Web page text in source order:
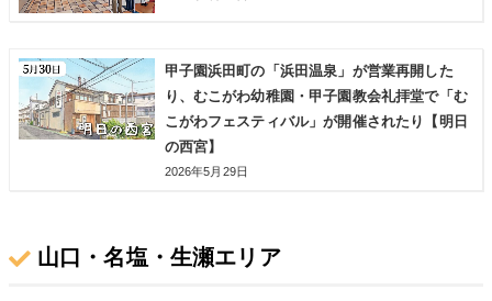
甲子園浜田町の「浜田温泉」が営業再開した
り、むこがわ幼稚園・甲子園教会礼拝堂で「む
こがわフェスティバル」が開催されたり【明日
の西宮】
2026年5月29日
山口・名塩・生瀬エリア